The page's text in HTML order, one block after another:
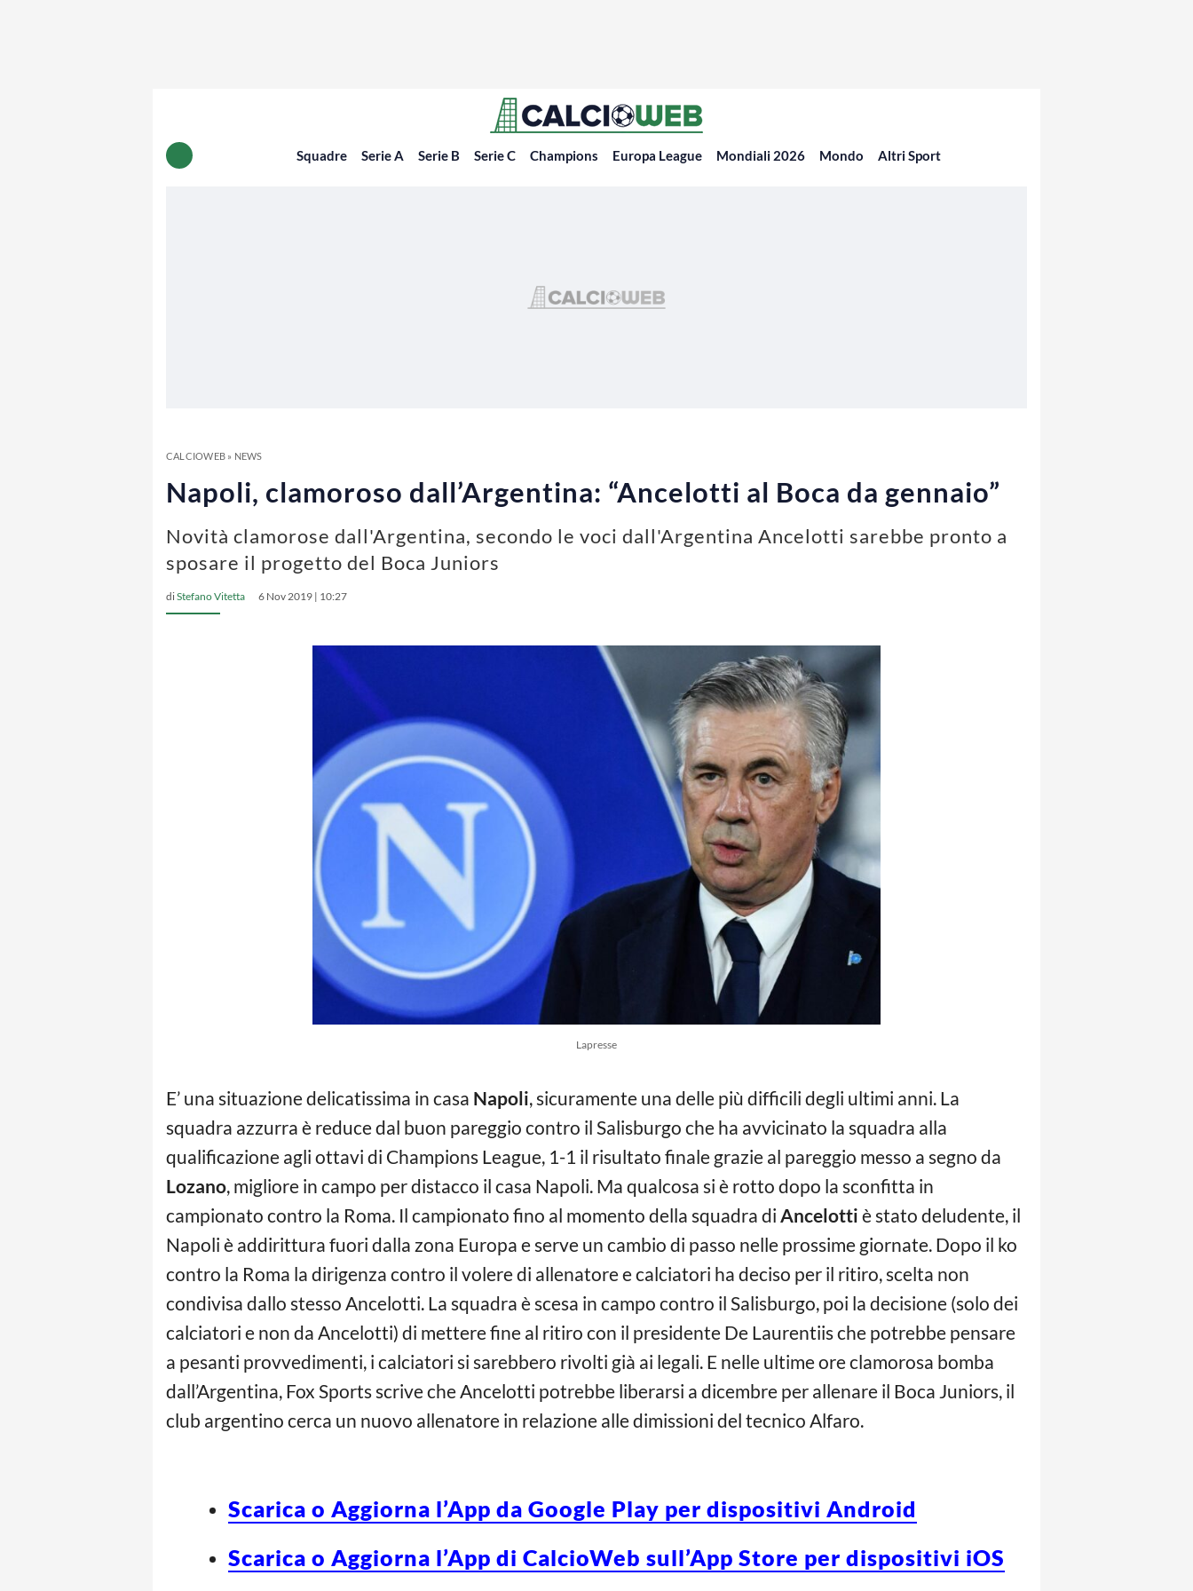
Squadre Serie A Serie B Serie C Champions Europa League Mondiali 2026 Mondo Altri Sport
CALCIOWEB» NEWS
Napoli, clamoroso dall’Argentina: “Ancelotti al Boca da gennaio”
Novità clamorose dall'Argentina, secondo le voci dall'Argentina Ancelotti sarebbe pronto a
sposare il progetto del Boca Juniors
diStefano Vitetta 6 Nov 2019 | 10:27
Lapresse
E’ una situazione delicatissima in casa Napoli, sicuramente una delle più difficili degli ultimi anni. La
squadra azzurra è reduce dal buon pareggio contro il Salisburgo che ha avvicinato la squadra alla
qualificazione agli ottavi di Champions League, 1-1 il risultato finale grazie al pareggio messo a segno da
Lozano, migliore in campo per distacco il casa Napoli. Ma qualcosa si è rotto dopo la sconfitta in
campionato contro la Roma. Il campionato fino al momento della squadra di Ancelotti è stato deludente, il
Napoli è addirittura fuori dalla zona Europa e serve un cambio di passo nelle prossime giornate. Dopo il ko
contro la Roma la dirigenza contro il volere di allenatore e calciatori ha deciso per il ritiro, scelta non
condivisa dallo stesso Ancelotti. La squadra è scesa in campo contro il Salisburgo, poi la decisione (solo dei
calciatori e non da Ancelotti) di mettere fine al ritiro con il presidente De Laurentiis che potrebbe pensare
a pesanti provvedimenti, i calciatori si sarebbero rivolti già ai legali. E nelle ultime ore clamorosa bomba
dall’Argentina, Fox Sports scrive che Ancelotti potrebbe liberarsi a dicembre per allenare il Boca Juniors, il
club argentino cerca un nuovo allenatore in relazione alle dimissioni del tecnico Alfaro.
Scarica o Aggiorna l’App da Google Play per dispositivi Android
Scarica o Aggiorna l’App di CalcioWeb sull’App Store per dispositivi iOS